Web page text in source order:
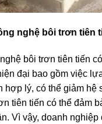
nghệ bôi trơn tiên
bôi trơn tiên tiến
đại bao gồm việc
hợp lý, có thể giảm hệ
tiên tiến có thể đảm
Vì vậy, doanh